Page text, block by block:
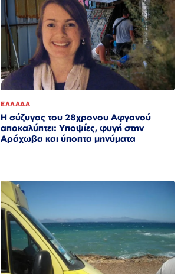
ΕΛΛΑΔΑ
Η σύζυγος του 28χρονου Αφγανού
αποκαλύπτει: Υποψίες, φυγή στην
Αράχωβα και ύποπτα μηνύματα